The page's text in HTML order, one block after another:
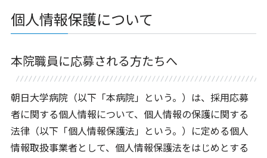
個人情報保護について
本院職員に応募される方たちへ
朝日大学病院（以下「本病院」という。）は、採用応募
者に関する個人情報について、個人情報の保護に関する
法律（以下「個人情報保護法」という。）に定める個人
情報取扱事業者として、個人情報保護法をはじめとする